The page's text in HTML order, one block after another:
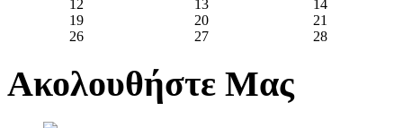
12
13
14
19
20
21
26
27 28
Ακολουθήστε Μας